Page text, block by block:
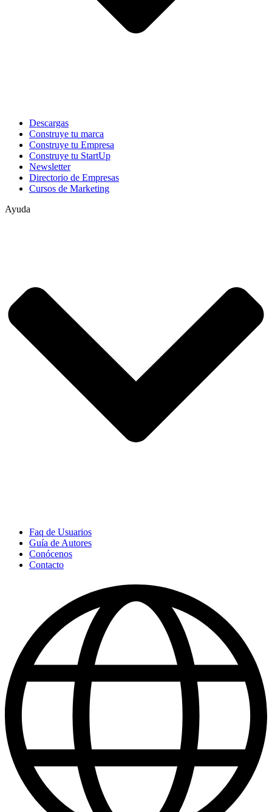
Descargas
Construye tu marca
Construye tu Empresa
Construye tu StartUp
Newsletter
Directorio de Empresas
Cursos de Marketing
Ayuda
Faq de Usuarios
Guía de Autores
Conócenos
Contacto